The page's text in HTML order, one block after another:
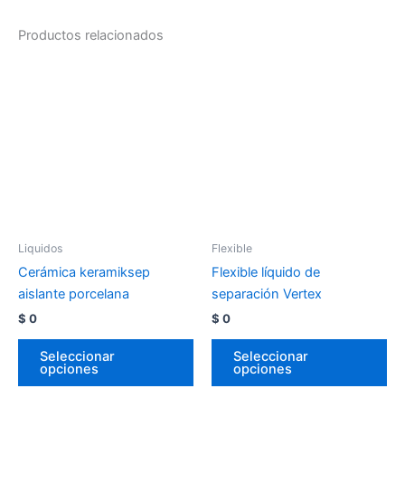
Productos relacionados
Liquidos
Cerámica keramiksep
aislante porcelana
$ 0
Seleccionar
opciones
Flexible
Flexible líquido de
separación Vertex
$ 0
Seleccionar
opciones